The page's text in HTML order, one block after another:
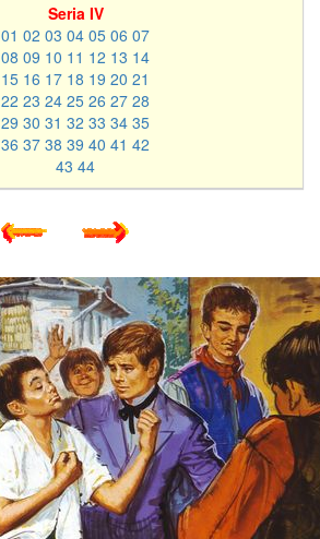
Seria IV
01 02 03 04 05 06 07
08 09 10 11 12 13 14
15 16 17 18 19 20 21
22 23 24 25 26 27 28
29 30 31 32 33 34 35
36 37 38 39 40 41 42
43 44